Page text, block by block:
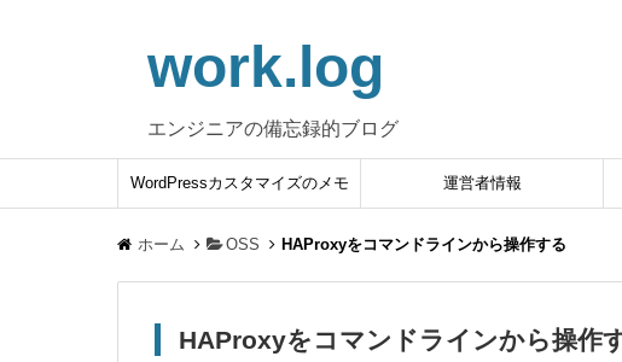
work.log
エンジニアの備忘録的ブログ
WordPressカスタマイズのメモ 運営者情報
ホーム OSS HAProxyをコマンドラインから操作する
HAProxyをコマンドラインから操作